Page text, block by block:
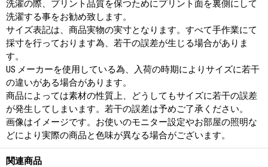
洗濯の際、プリント品質を保つためにプリント面を裏側にして
洗濯する事をお勧め致します。
サイズ表記は、商品実物の実寸となります。すべて手作業にて
採寸を行っております為、若干の誤差が生じる場合がありま
す。
US メーカーを使用している為、入荷の時期によりサイズに若干
の違いがある場合があります。
商品によっては素材の性質上、どうしてもサイズに若干の誤差
が発生してしまいます。若干の誤差は予めご了承ください。
画像はイメージです。お使いのモニター設定やお部屋の照明な
どにより実際の商品と色味が異なる場合がございます。
関連商品